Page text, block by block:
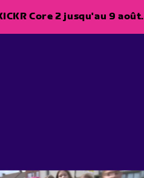
Core 2 jusqu'au 9 août.